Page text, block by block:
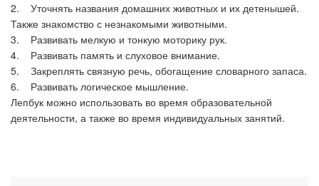
2. Уточнять названия домашних животных и их детенышей.
Также знакомство с незнакомыми животными.
3. Развивать мелкую и тонкую моторику рук.
4. Развивать память и слуховое внимание.
5. Закреплять связную речь, обогащение словарного запаса.
6. Развивать логическое мышление.
Лепбук можно использовать во время образовательной
деятельности, а также во время индивидуальных занятий.